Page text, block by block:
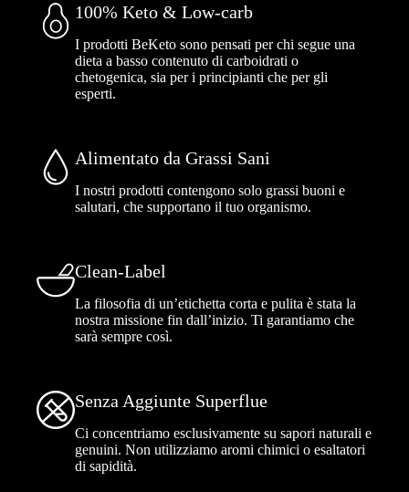
100% Keto & Low-carb
I prodotti BeKeto sono pensati per chi segue una
dieta a basso contenuto di carboidrati o
chetogenica, sia per i principianti che per gli
esperti.
Alimentato da Grassi Sani
I nostri prodotti contengono solo grassi buoni e
salutari, che supportano il tuo organismo.
Clean-Label
La filosofia di un’etichetta corta e pulita è stata la
nostra missione fin dall’inizio. Ti garantiamo che
sarà sempre così.
Senza Aggiunte Superflue
Ci concentriamo esclusivamente su sapori naturali e
genuini. Non utilizziamo aromi chimici o esaltatori
di sapidità.